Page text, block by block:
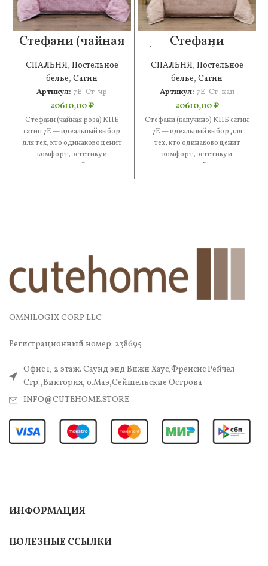
Стефани (чайная
роза) КПБ сатин
7Е
СПАЛЬНЯ, Постельное
белье, Сатин
Артикул: 7Е-Ст-чр
20610,00₽
Стефани (чайная роза) КПБ
сатин 7Е — идеальный выбор
для тех, кто одинаково ценит
комфорт, эстетику и
практичность. В составе
Стефани
(капучино) КПБ
сатин 7Е
СПАЛЬНЯ, Постельное
белье, Сатин
Артикул: 7Е-Ст-кап
20610,00₽
Стефани (капучино) КПБ сатин
7Е — идеальный выбор для
тех, кто одинаково ценит
комфорт, эстетику и
практичность. В составе —
OMNILOGIX CORP LLC
Регистрационный номер: 238695
Офис 1, 2 этаж. Саунд энд Вижн Хаус,Френсис Рейчел
Стр.,Виктория, о.Маэ,Сейшельские Острова
INFO@CUTEHOME.STORE
ИНФОРМАЦИЯ
ПОЛЕЗНЫЕ ССЫЛКИ